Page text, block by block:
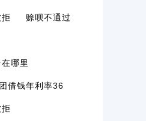
赊呗不通过
哪里
借钱年利率36